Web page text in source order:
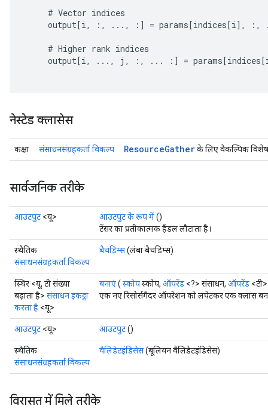
# Vector indices
output[i, :, ..., : ] = params[indices[i] , :,
# Higher rank indices
output[i, ..., j , :, ... : ] = params[indices[
नेस्टेड क्लासेस
कक्षा संसाधनसंग्रहकर्ता.विकल्प ResourceGatherके लिए वैकल्पिक
सार्वजनिक तरीके
आउटपुट <यू> आउटपुट के रूप में()
टेंसर का प्रतीकात्मक हैंडल लौटाता है।
स्थैतिक
संसाधनसंग्रहकर्ता.विकल्प
बैचडिम्स(लंबा बैचडिम्स)
स्थिर <यू, टी संख्या
बढ़ाता है> संसाधन इकट्ठा
करता है <यू>
बनाएं( स्कोपस्कोप, ऑपरेंड <?> संसाधन, ऑपरेंड
एक नए रिसोर्सगैदर ऑपरेशन को लपेटकर एक क्लास
आउटपुट <यू> आउटपुट()
स्थैतिक
संसाधनसंग्रहकर्ता.विकल्प
वैलिडेटइंडिसेस(बूलियन वैलिडेटइंडिसेस)
विरासत में मिले तरीके